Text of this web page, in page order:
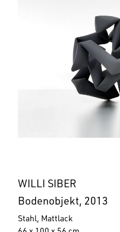
WILLI SIBER
Bodenobjekt, 2013
Stahl, Mattlack